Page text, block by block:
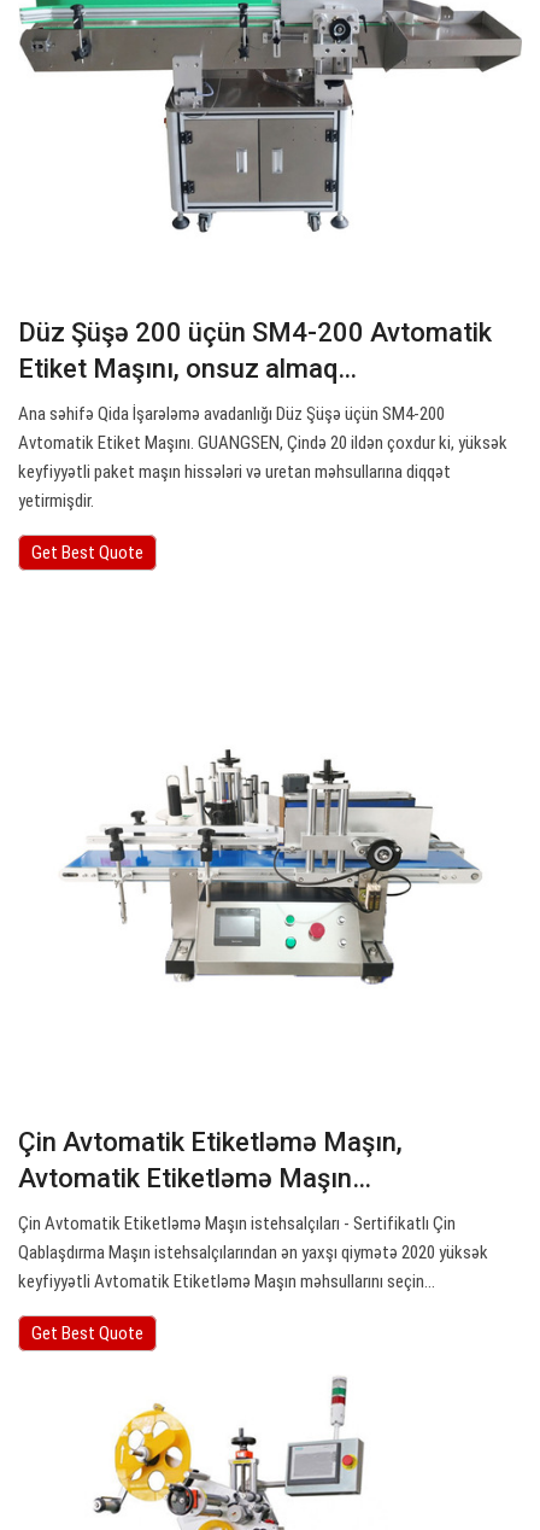
Düz Şüşə 200 üçün SM4-200 Avtomatik
Etiket Maşını, onsuz almaq…
Ana səhifə Qida İşarələmə avadanlığı Düz Şüşə üçün SM4-200
Avtomatik Etiket Maşını. GUANGSEN, Çində 20 ildən çoxdur ki, yüksək
keyfiyyətli paket maşın hissələri və uretan məhsullarına diqqət
yetirmişdir.
Get Best Quote
Çin Avtomatik Etiketləmə Maşın,
Avtomatik Etiketləmə Maşın…
Çin Avtomatik Etiketləmə Maşın istehsalçıları - Sertifikatlı Çin
Qablaşdırma Maşın istehsalçılarından ən yaxşı qiymətə 2020 yüksək
keyfiyyətli Avtomatik Etiketləmə Maşın məhsullarını seçin…
Get Best Quote